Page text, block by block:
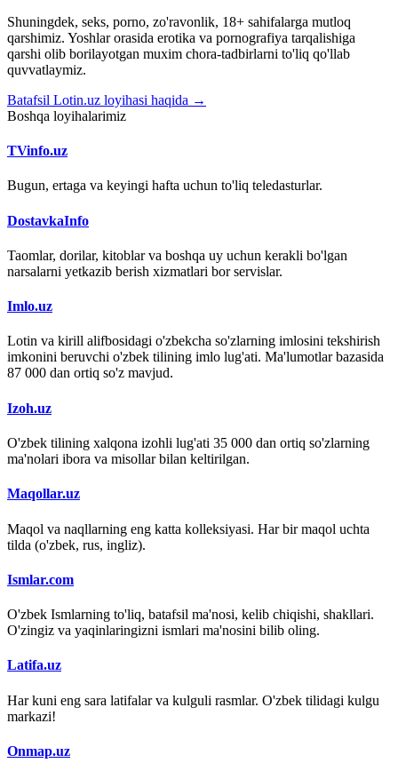
Shuningdek, seks, porno, zo'ravonlik, 18+ sahifalarga mutloq
qarshimiz. Yoshlar orasida erotika va pornografiya tarqalishiga
qarshi olib borilayotgan muxim chora-tadbirlarni to'liq qo'llab
quvvatlaymiz.
Batafsil Lotin.uz loyihasi haqida →
Boshqa loyihalarimiz
TVinfo.uz
Bugun, ertaga va keyingi hafta uchun to'liq teledasturlar.
DostavkaInfo
Taomlar, dorilar, kitoblar va boshqa uy uchun kerakli bo'lgan
narsalarni yetkazib berish xizmatlari bor servislar.
Imlo.uz
Lotin va kirill alifbosidagi o'zbekcha so'zlarning imlosini tekshirish
imkonini beruvchi o'zbek tilining imlo lug'ati. Ma'lumotlar bazasida
87 000 dan ortiq so'z mavjud.
Izoh.uz
O'zbek tilining xalqona izohli lug'ati 35 000 dan ortiq so'zlarning
ma'nolari ibora va misollar bilan keltirilgan.
Maqollar.uz
Maqol va naqllarning eng katta kolleksiyasi. Har bir maqol uchta
tilda (o'zbek, rus, ingliz).
Ismlar.com
O'zbek Ismlarning to'liq, batafsil ma'nosi, kelib chiqishi, shakllari.
O'zingiz va yaqinlaringizni ismlari ma'nosini bilib oling.
Latifa.uz
Har kuni eng sara latifalar va kulguli rasmlar. O'zbek tilidagi kulgu
markazi!
Onmap.uz